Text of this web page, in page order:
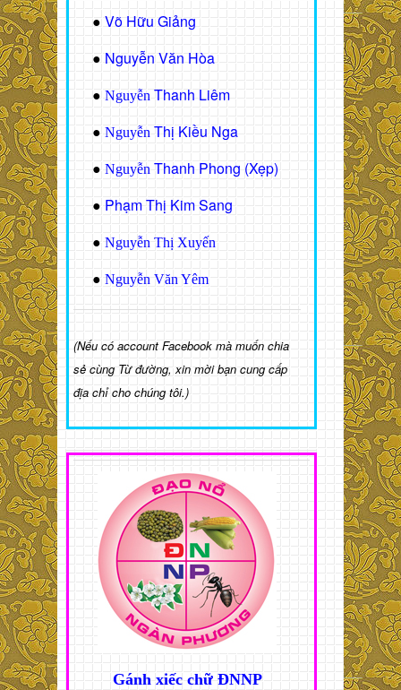
● Võ Hữu Giảng
● Nguyễn Văn Hòa
● Nguyễn Thanh Liêm
● Nguyễn Thị Kiều Nga
● Nguyễn Thanh Phong (Xẹp)
● Phạm Thị Kim Sang
● Nguyễn Thị Xuyến
● Nguyễn Văn Yêm
(Nếu có account Facebook mà muốn chia
sẻ cùng Từ đường, xin mời bạn cung cấp
địa chỉ cho chúng tôi.)
Gánh xiếc chữ ĐNNP